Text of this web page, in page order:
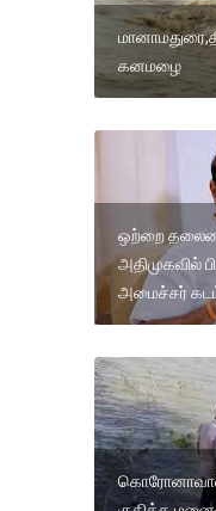
கனமழை
ஒற்றை
அதிமுகவில்
அமைச்சர்